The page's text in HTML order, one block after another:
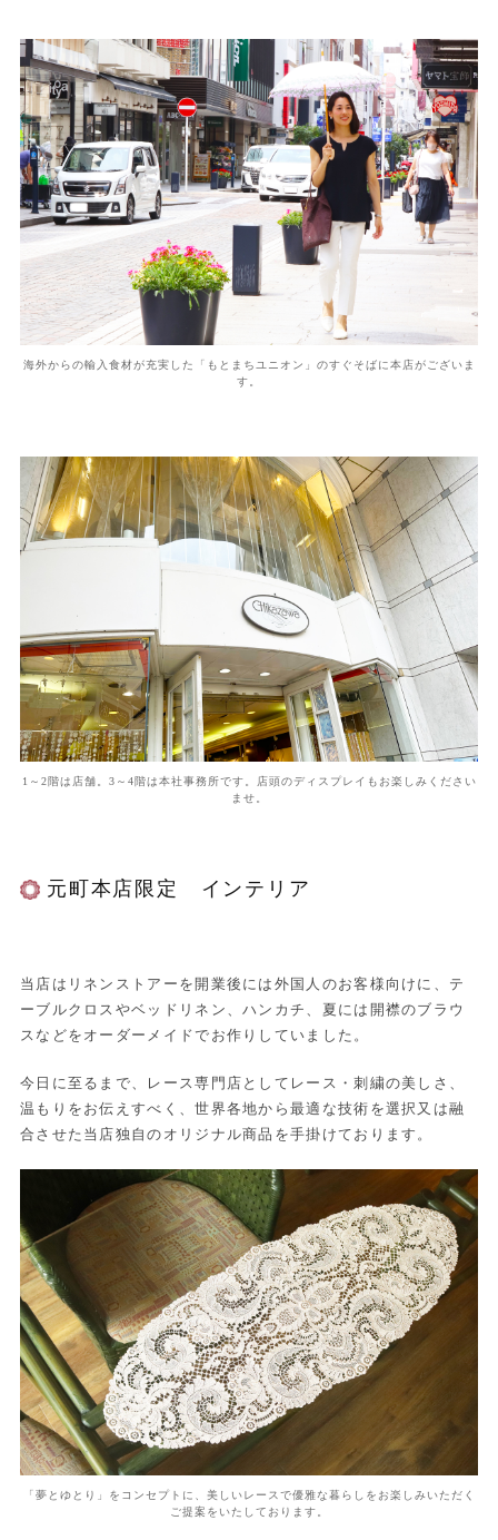
海外からの輸入食材が充実した「もとまちユニオン」のすぐそばに本店がございま
す。
1～2階は店舗。3～4階は本社事務所です。店頭のディスプレイもお楽しみください
ませ。
元町本店限定 インテリア
当店はリネンストアーを開業後には外国人のお客様向けに、テ
ーブルクロスやベッドリネン、ハンカチ、夏には開襟のブラウ
スなどをオーダーメイドでお作りしていました。
今日に至るまで、レース専門店としてレース・刺繍の美しさ、
温もりをお伝えすべく、世界各地から最適な技術を選択又は融
合させた当店独自のオリジナル商品を手掛けております。
「夢とゆとり」をコンセプトに、美しいレースで優雅な暮らしをお楽しみいただく
ご提案をいたしております。